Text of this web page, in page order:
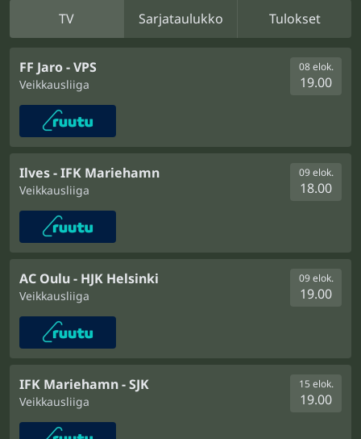
TV Sarjataulukko Tulokset
FF Jaro - VPS
Veikkausliiga
08 elok.
19.00
Ilves - IFK Mariehamn
Veikkausliiga
09 elok.
18.00
AC Oulu - HJK Helsinki
Veikkausliiga
09 elok.
19.00
IFK Mariehamn - SJK
Veikkausliiga
15 elok.
19.00